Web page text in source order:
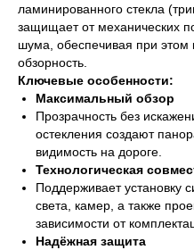
ламинированного стекла
защищает от механических
шума, обеспечивая при этом
обзорность.
Ключевые особенности:
Максимальный обзор
Прозрачность без
остекления создают
видимость на дороге.
Технологическая
Поддерживает установку
света, камер, а также
зависимости от
Надёжная защита